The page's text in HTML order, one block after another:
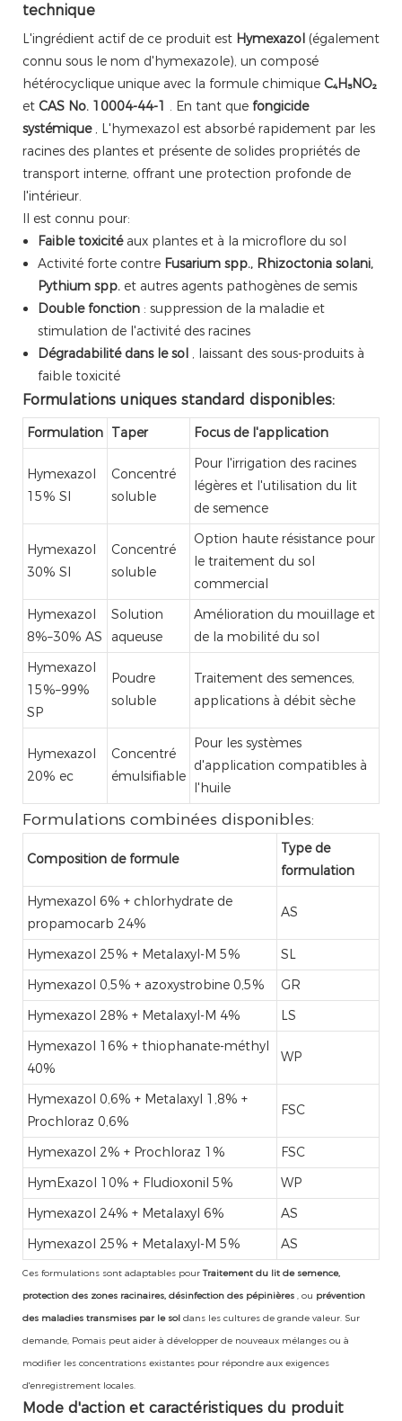
technique
L'ingrédient actif de ce produit est Hymexazol (également
connu sous le nom d'hymexazole), un composé
hétérocyclique unique avec la formule chimique C₄H₅NO₂
et CAS No. 10004-44-1 . En tant que fongicide
systémique , L'hymexazol est absorbé rapidement par les
racines des plantes et présente de solides propriétés de
transport interne, offrant une protection profonde de
l'intérieur.
Il est connu pour:
Faible toxicité aux plantes et à la microflore du sol
Activité forte contre Fusarium spp., Rhizoctonia solani,
Pythium spp. et autres agents pathogènes de semis
Double fonction : suppression de la maladie et
stimulation de l'activité des racines
Dégradabilité dans le sol , laissant des sous-produits à
faible toxicité
Formulations uniques standard disponibles:
Formulation Taper Focus de l'application
Hymexazol
15% Sl
Concentré
soluble
Pour l'irrigation des racines
légères et l'utilisation du lit
de semence
Hymexazol
30% Sl
Concentré
soluble
Option haute résistance pour
le traitement du sol
commercial
Hymexazol
8%–30% AS
Solution
aqueuse
Amélioration du mouillage et
de la mobilité du sol
Hymexazol
15%–99%
SP
Poudre
soluble
Traitement des semences,
applications à débit sèche
Hymexazol
20% ec
Concentré
émulsifiable
Pour les systèmes
d'application compatibles à
l'huile
Formulations combinées disponibles:
Composition de formule
Type de
formulation
Hymexazol 6% + chlorhydrate de
propamocarb 24%
AS
Hymexazol 25% + Metalaxyl-M 5%
SL
Hymexazol 0,5% + azoxystrobine 0,5%
GR
Hymexazol 28% + Metalaxyl-M 4%
LS
Hymexazol 16% + thiophanate-méthyl
40%
WP
Hymexazol 0,6% + Metalaxyl 1,8% +
Prochloraz 0,6%
FSC
Hymexazol 2% + Prochloraz 1%
FSC
HymExazol 10% + Fludioxonil 5%
WP
Hymexazol 24% + Metalaxyl 6%
AS
Hymexazol 25% + Metalaxyl-M 5%
AS
Ces formulations sont adaptables pourTraitement du lit de semence,
protection des zones racinaires, désinfection des pépinières , ou prévention
des maladies transmises par le sol dans les cultures de grande valeur. Sur
demande, Pomais peut aider à développer de nouveaux mélanges ou à
modifier les concentrations existantes pour répondre aux exigences
d'enregistrement locales.
Mode d'action et caractéristiques du produit